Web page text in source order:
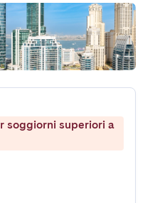
soggiorni superiori a